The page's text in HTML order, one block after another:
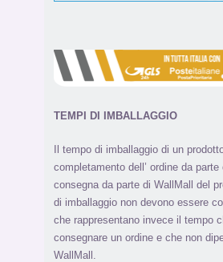
TEMPI DI IMBALLAGGIO
Il tempo di imballaggio di un
completamento dell’ ordine da
consegna da parte di WallMall del
di imballaggio non devono essere
che rappresentano invece il tempo
consegnare un ordine e che non
WallMall.